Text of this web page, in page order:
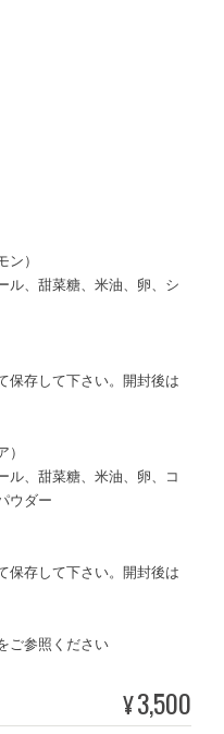
）
ル、甜菜糖、米油、卵、シ
保存して下さい。開封後は
ル、甜菜糖、米油、卵、コ
ウダー
保存して下さい。開封後は
ご参照ください
¥3,500